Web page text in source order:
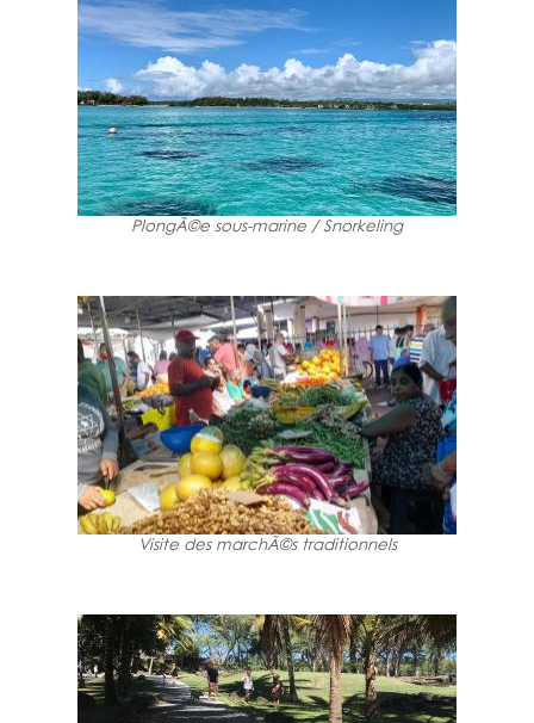
PlongÃ©e sous-marine / Snorkeling
Visite des marchÃ©s traditionnels